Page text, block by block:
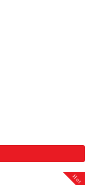
Hot